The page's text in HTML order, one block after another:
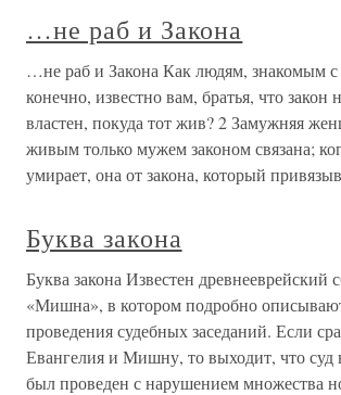
…не раб и Закона
…не раб и Закона Как людям, знакомым с
конечно, известно вам, братья, что закон
властен, покуда тот жив? 2 Замужняя
живым только мужем законом связана;
умирает, она от закона, который
Буква закона
Буква закона Известен древнееврейский
«Мишна», в котором подробно
проведения судебных заседаний. Если
Евангелия и Мишну, то выходит, что суд
был проведен с нарушением множества